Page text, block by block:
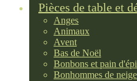
Pièces de table et
Anges
Animaux
Avent
Bas de Noël
Bonbons et pain
Bonhommes de neige